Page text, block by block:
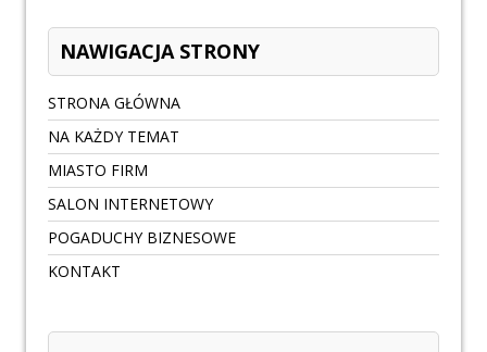
NAWIGACJA STRONY
STRONA GŁÓWNA
NA KAŻDY TEMAT
MIASTO FIRM
SALON INTERNETOWY
POGADUCHY BIZNESOWE
KONTAKT